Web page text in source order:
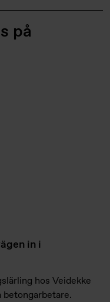
på
in i
hos Veidekke
betongarbetare.